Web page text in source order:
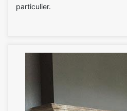
particulier.